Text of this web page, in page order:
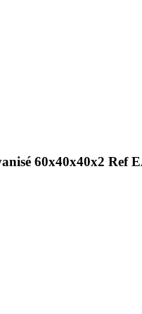
60x40x40x2 Ref